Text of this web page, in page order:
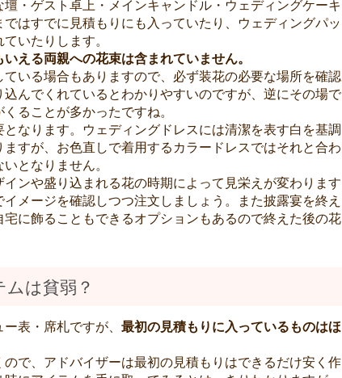
・ゲスト卓上・メインキャンドル・ウェディングケーキ
はすでに見積もりにも入っていたり、ウェディングパッ
いたりします。
える両親への花束は含まれていません。
いる場合もありますので、必ず装花の必要な場所を確認
んでくれているとわかりやすいのですが、逆にその場で
ることが多かったですね。
なります。ウェディングドレスには清潔を表す白を基調
すが、お色直しで着用するカラードレスではそれと合わ
となりません。
ンや盛り込まれる花の時期によって見栄えが変わります
メージを確認しつつ注文しましょう。また披露宴を終え
に飾ることもできるオプションもあるので終えた後の花
は貧弱？
表・席札ですが、 最初の見積もりに入っているものはほ
で、アドバイザーは最初の見積もりはできるだけ安く作